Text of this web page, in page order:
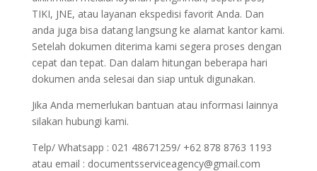
TIKI, JNE, atau layanan ekspedisi favorit Anda. Dan
anda juga bisa datang langsung ke alamat kantor kami.
Setelah dokumen diterima kami segera proses dengan
cepat dan tepat. Dan dalam hitungan beberapa hari
dokumen anda selesai dan siap untuk digunakan.
Jika Anda memerlukan bantuan atau informasi lainnya
silakan hubungi kami.
Telp/ Whatsapp : 021 48671259/ +62 878 8763 1193
atau email : documentsserviceagency@gmail.com